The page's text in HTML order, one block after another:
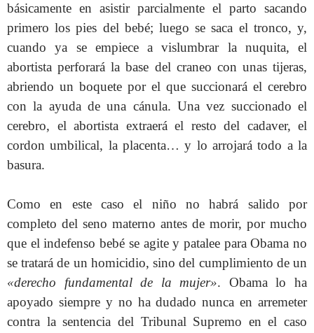
básicamente en asistir parcialmente el parto sacando
primero los pies del bebé; luego se saca el tronco, y,
cuando ya se empiece a vislumbrar la nuquita, el
abortista perforará la base del craneo con unas tijeras,
abriendo un boquete por el que succionará el cerebro
con la ayuda de una cánula. Una vez succionado el
cerebro, el abortista extraerá el resto del cadaver, el
cordon umbilical, la placenta… y lo arrojará todo a la
basura.
Como en este caso el niño no habrá salido por
completo del seno materno antes de morir, por mucho
que el indefenso bebé se agite y patalee para Obama no
se tratará de un homicidio, sino del cumplimiento de un
«derecho fundamental de la mujer». Obama lo ha
apoyado siempre y no ha dudado nunca en arremeter
contra la sentencia del Tribunal Supremo en el caso